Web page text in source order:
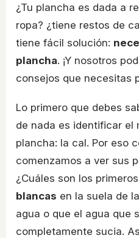
¿Tu plancha es dada a
ropa? ¿tiene restos de
tiene fácil solución:
plancha. ¡Y nosotros
consejos que necesitas
Lo primero que debes
de nada es identificar el
plancha: la cal. Por eso
comenzamos a ver sus
¿Cuáles son los
blancas en la suela de
agua o que el agua que
completamente sucia.